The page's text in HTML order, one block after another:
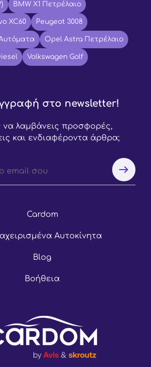
BMW X1 Πετρέλαιο
XC60 Peugeot 3008
Opel Astra Πετρέλαιο
Volkswagen Golf
στο newsletter!
να λαμβάνεις προσφορές,
και ενδιαφέροντα άρθρα;
Cardom
Αυτοκίνητα
Blog
Βοήθεια